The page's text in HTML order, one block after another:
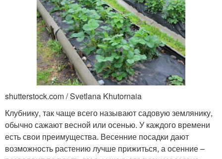
shutterstock.com / Svetlana Khutornaia
Клубнику, так чаще всего называют садовую землянику,
обычно сажают весной или осенью. У каждого времени
есть свои преимущества. Весенние посадки дают
возможность растению лучше прижиться, а осенние –